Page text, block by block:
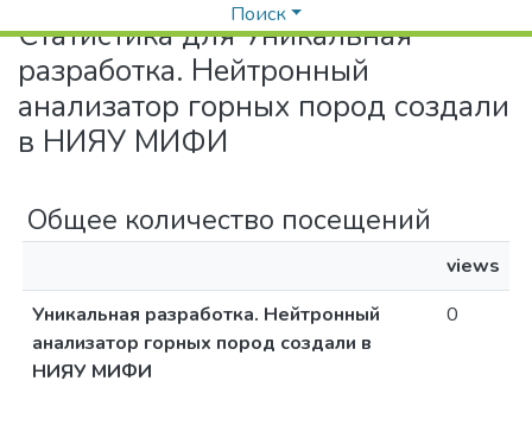
Поиск
Статистика для Уникальная
разработка. Нейтронный
анализатор горных пород создали
в НИЯУ МИФИ
Общее количество посещений
views
Уникальная разработка. Нейтронный
анализатор горных пород создали в
НИЯУ МИФИ
0